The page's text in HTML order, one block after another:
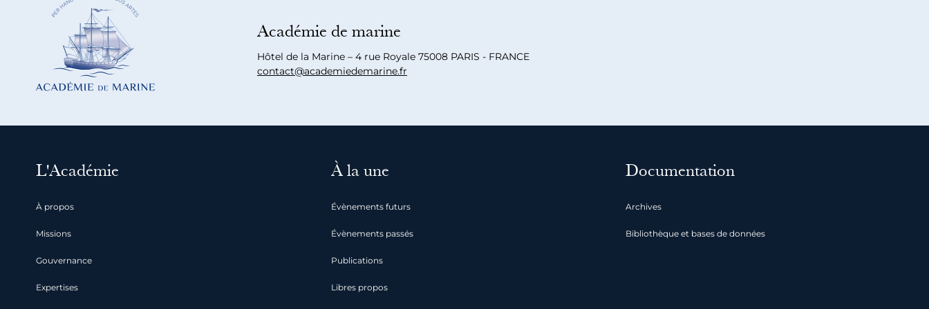
Académie de marine
Hôtel de la Marine – 4 rue Royale 75008 PARIS - FRANCE
contact@academiedemarine.fr
L'Académie
À propos
Missions
Gouvernance
Expertises
À la une
Évènements futurs
Évènements passés
Publications
Libres propos
Documentation
Archives
Bibliothèque et bases de données